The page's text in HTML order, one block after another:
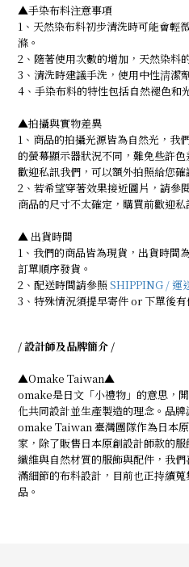
▲手染布料注意事項
1、天然染布料初步清洗時可能會輕
滌。
2、隨著使用次數的增加，天然染料
3、清洗時建議手洗，使用中性淸潔
4、手染布料的特性包括自然褪色和
▲拍攝與實物差異
1、商品的拍攝光源皆為自然光，我
的螢幕顯示器狀況不同，難免些許
歡迎私訊我們，可以額外拍照給您確
2、若希望穿著效果接近圖片，請
商品的尺寸不太確定，購買前歡迎私
▲ 出貨時間
1、我們的商品皆為現貨，出貨時間
訂單順序發貨。
2、配送時間請參照 SHIPPING / 運
3、特殊情況須提早寄件 or 下單後
/ 設計師及品牌簡介 /
▲Omake Taiwan▲
omake是日文「小禮物」的意思，
化共同設計並生產製造的理念。品
omake Taiwan 臺灣團隊作為日本
家，除了販售日本原創設計師款的
纖維與自然材質的服飾與配件，我
滿細節的布料設計，目前也正持續
品。